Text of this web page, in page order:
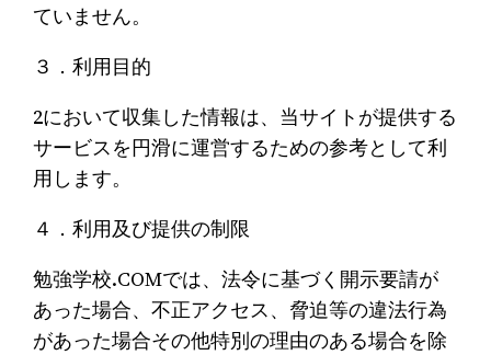
ていません。
３．利用目的
2において収集した情報は、当サイトが提供する
サービスを円滑に運営するための参考として利
用します。
４．利用及び提供の制限
勉強学校.COMでは、法令に基づく開示要請が
あった場合、不正アクセス、脅迫等の違法行為
があった場合その他特別の理由のある場合を除